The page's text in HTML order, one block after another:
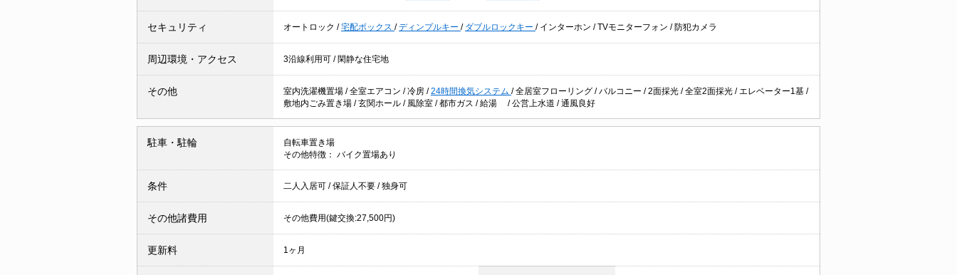
セキュリティ オートロック /宅配ボックス /ディンプルキー / ダブルロックキー / インターホン /TVモニターフォン / 防犯カメラ
周辺環境・アクセス 3沿線利用可 / 閑静な住宅地
その他 室内洗濯機置場 /全室エアコン /冷房 /24時間換気システム /全居室フローリング /バルコニー /2面採光 /全室2面採光 / エレベーター1基 /
敷地内ごみ置き場 /玄関ホール / 風除室 /都市ガス /給湯 /公営上水道 /通風良好
駐車・駐輪
自転車置き場
その他特徴： バイク置場あり
条件 二人入居可 /保証人不要 /独身可
その他諸費用 その他費用(鍵交換:27,500円)
更新料 1ヶ月